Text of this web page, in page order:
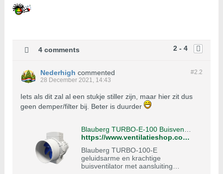
2 - 4
4 comments
#2.2
Nederhigh commented
28 December 2021, 14:43
Iets als dit zal al een stukje stiller zijn, maar hier zit dus
geen demper/filter bij. Beter is duurder
https://www.ventilatieshop.com/buisventilatoren/blauberg-buisventilatoren/blauberg-turbo-100-buis-ventilator-timer-220-m3-h-slechts-27-32-db-aansluiting-100mm/
Blauberg TURBO-100-E
geluidsarme en krachtige
buisventilator met aansluiting